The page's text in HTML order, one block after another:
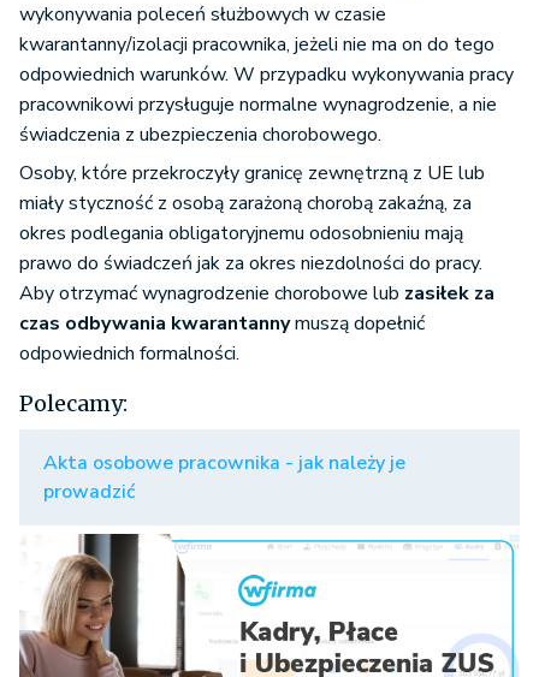
wykonywania poleceń służbowych w czasie
kwarantanny/izolacji pracownika, jeżeli nie ma on do tego
odpowiednich warunków. W przypadku wykonywania pracy
pracownikowi przysługuje normalne wynagrodzenie, a nie
świadczenia z ubezpieczenia chorobowego.
Osoby, które przekroczyły granicę zewnętrzną z UE lub
miały styczność z osobą zarażoną chorobą zakaźną, za
okres podlegania obligatoryjnemu odosobnieniu mają
prawo do świadczeń jak za okres niezdolności do pracy.
Aby otrzymać wynagrodzenie chorobowe lub zasiłek za
czas odbywania kwarantannymuszą dopełnić
odpowiednich formalności.
Polecamy:
Akta osobowe pracownika - jak należy je
prowadzić